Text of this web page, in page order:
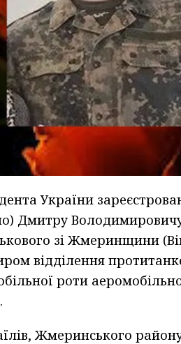
України
Дмитру Володимировичу
зі Жмеринщини
відділення
роти
Жмеринського